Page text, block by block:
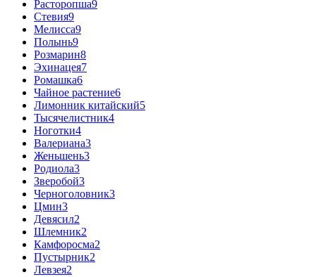
Расторопша9
Стевия9
Мелисса9
Полынь9
Розмарин8
Эхинацея7
Ромашка6
Чайное растение6
Лимонник китайский5
Тысячелистник4
Ноготки4
Валериана3
Женьшень3
Родиола3
Зверобой3
Черноголовник3
Цмин3
Девясил2
Шлемник2
Камфоросма2
Пустырник2
Левзея2